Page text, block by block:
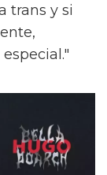
trans y si